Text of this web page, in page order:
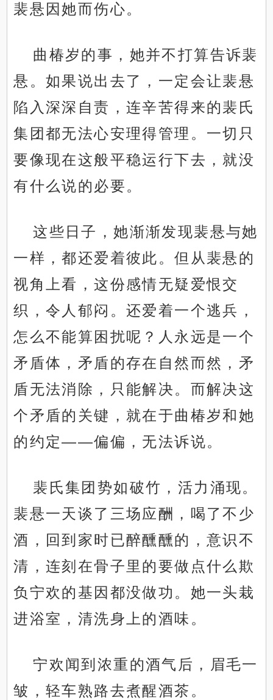
裴悬因她而伤心。
曲椿岁的事，她并不打算告诉裴
悬。如果说出去了，一定会让裴悬
陷入深深自责，连辛苦得来的裴氏
集团都无法心安理得管理。一切只
要像现在这般平稳运行下去，就没
有什么说的必要。
这些日子，她渐渐发现裴悬与她
一样，都还爱着彼此。但从裴悬的
视角上看，这份感情无疑爱恨交
织，令人郁闷。还爱着一个逃兵，
怎么不能算困扰呢？人永远是一个
矛盾体，矛盾的存在自然而然，矛
盾无法消除，只能解决。而解决这
个矛盾的关键，就在于曲椿岁和她
的约定——偏偏，无法诉说。
裴氏集团势如破竹，活力涌现。
裴悬一天谈了三场应酬，喝了不少
酒，回到家时已醉醺醺的，意识不
清，连刻在骨子里的要做点什么欺
负宁欢的基因都没做功。她一头栽
进浴室，清洗身上的酒味。
宁欢闻到浓重的酒气后，眉毛一
皱，轻车熟路去煮醒酒茶。